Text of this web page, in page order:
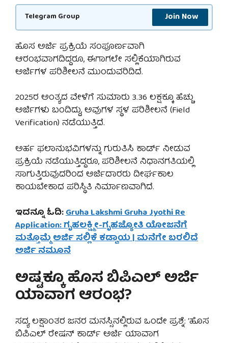
Telegram Group Join Now
ಹೊಸ ಅರ್ಜಿ ಪ್ರಕ್ರಿಯೆ ಸಂಪೂರ್ಣವಾಗಿ
ಆರಂಭವಾಗದಿದ್ದರೂ, ಈಗಾಗಲೇ ಸಲ್ಲಿಕೆಯಾಗಿರುವ
ಅರ್ಜಿಗಳ ಪರಿಶೀಲನೆ ಮುಂದುವರಿದಿದೆ.
2025ರ ಅಂತ್ಯದ ವೇಳೆಗೆ ಸುಮಾರು 3.36 ಲಕ್ಷಕ್ಕೂ ಹೆಚ್ಚು
ಅರ್ಜಿಗಳು ಬಂದಿದ್ದು, ಅವುಗಳ ಸ್ಥಳ ಪರಿಶೀಲನೆ (Field
Verification) ನಡೆಯುತ್ತಿದೆ.
ಅರ್ಹ ಫಲಾನುಭವಿಗಳನ್ನು ಗುರುತಿಸಿ ಕಾರ್ಡ್ ನೀಡುವ
ಪ್ರಕ್ರಿಯೆ ನಡೆಯುತ್ತಿದ್ದರೂ, ಪರಿಶೀಲನೆ ನಿಧಾನಗತಿಯಲ್ಲಿ
ಸಾಗುತ್ತಿರುವುದರಿಂದ ಅರ್ಜಿದಾರರು ದೀರ್ಘಕಾಲ
ಕಾಯಬೇಕಾದ ಪರಿಸ್ಥಿತಿ ನಿರ್ಮಾಣವಾಗಿದೆ.
ಇದನ್ನೂ ಓದಿ:Gruha Lakshmi Gruha Jyothi Re
Application: ಗೃಹಲಕ್ಷ್ಮೀ-ಗೃಹಜ್ಯೋತಿ ಯೋಜನೆಗೆ
ಮತ್ತೊಮ್ಮೆ ಅರ್ಜಿ ಸಲ್ಲಿಕೆ ಕಡ್ಡಾಯ | ಮನೆಗೇ ಬರಲಿದೆ
ಅರ್ಜಿ ನಮೂನೆ
ಅಷ್ಟಕ್ಕೂ ಹೊಸ ಬಿಪಿಎಲ್ ಅರ್ಜಿ
ಯಾವಾಗ ಆರಂಭ?
ಸದ್ಯ ಲಕ್ಷಾಂತರ ಜನರ ಮನಸ್ಸಿನಲ್ಲಿರುವ ಒಂದೇ ಪ್ರಶ್ನೆ: ‘ಹೊಸ
ಬಿಪಿಎಲ್ ರೇಷನ್ ಕಾರ್ಡ್ ಅರ್ಜಿ ಯಾವಾಗ